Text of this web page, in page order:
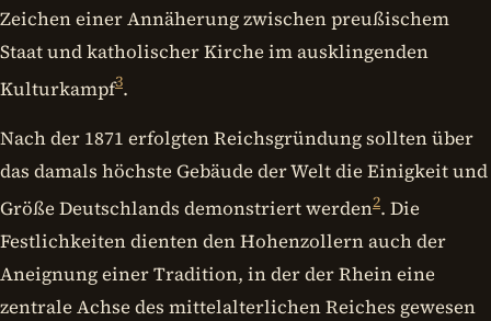
Zeichen einer Annäherung zwischen preußischem
Staat und katholischer Kirche im ausklingenden
Kulturkampf3.
Nach der 1871 erfolgten Reichsgründung sollten über
das damals höchste Gebäude der Welt die Einigkeit und
Größe Deutschlands demonstriert werden2. Die
Festlichkeiten dienten den Hohenzollern auch der
Aneignung einer Tradition, in der der Rhein eine
zentrale Achse des mittelalterlichen Reiches gewesen